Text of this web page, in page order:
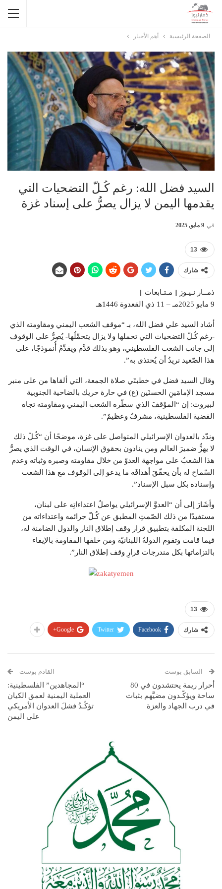
الصفحة الرئيسية أهم الأخبار
السيد فضل الله: رغم كُـلّ التضحيات التي
يقدمها اليمن لا يزال يصرُّ على إسناد غزة
في 9 مايو, 2025
13
شارك
ذمــار نـيـوز || مـتـابعات ||
9 مايو 2025مـ – 11 ذي القعدوة 1446هـ
أشاد السيد علي فضل الله، بـ “موقف الشعب اليمني ومقاومته الذي
-رغم كُـلّ التضحيات التي تحملها ولا يزال يتحمِّلُها- يُصِرُّ على الوقوف
إلى جانب الشعب الفلسطيني، وهو بذلك قدَّم ويقدِّمُ أُنموذجًا، على
هذا الصّعيد نريدُ أن يُحتذى به”.
وقال السيد فضل في خطبتَي صلاة الجمعة، التي ألقاها من على منبر
مسجد الإمامَينِ الحسنَين (ع) في حارة حريك بالضاحية الجنوبية
لبيروت: إن “الموْقفَ الذي سطّره الشعب اليمني ومقاومته تجاه
القضية الفلسطينية، مشرفٌ وعظيمٌ”.
وندّد بالعدوان الإسرائيلي المتواصل على غزة، موضحًا أن “كُـلّ ذلك
لا يهزُّ ضميرَ العالم ومن ينادون بحقوق الإنسان، في الوقت الذي يصرُّ
هذا الشعبُ على مواجهة العدوّ من خلال مقاومته وصبره وثباته وعدم
السّماح له بأن يحقّقَ أهدافَه ما يدعو إلى الوقوف مع هذا الشعب
وإسناده بكل سبل الإسناد”.
وأشَارَ إلى أن “العدوَّ الإسرائيلي يواصلُ اعتداءاتِه على لبنان،
مستفيدًا من ذلك الصّمتِ المطبق عن كُـلّ جرائمه واعتداءاته من
اللجنة المكلفة بتطبيق قرار وقف إطلاق النار والدول الضامنة له،
فيما قامت وتقوم الدولةُ اللبنانيّة ومن خلفها المقاومة بالإيفاء
بالتزاماتها بكل مندرجات قرارِ وقف إطلاق النار”.
13
شارك Facebook
Twitter
Google+
السابق بوست
أحرار ريمة يحتشدون في 80
ساحة ويؤكّـدون مضيَّهم بثبات
في درب الجهاد والعزة
القادم بوست
“المجاهدين” الفلسطينية:
العملية اليمنية لعمق الكيان
تؤكّـدُ فشلَ العدوان الأمريكي
على اليمن